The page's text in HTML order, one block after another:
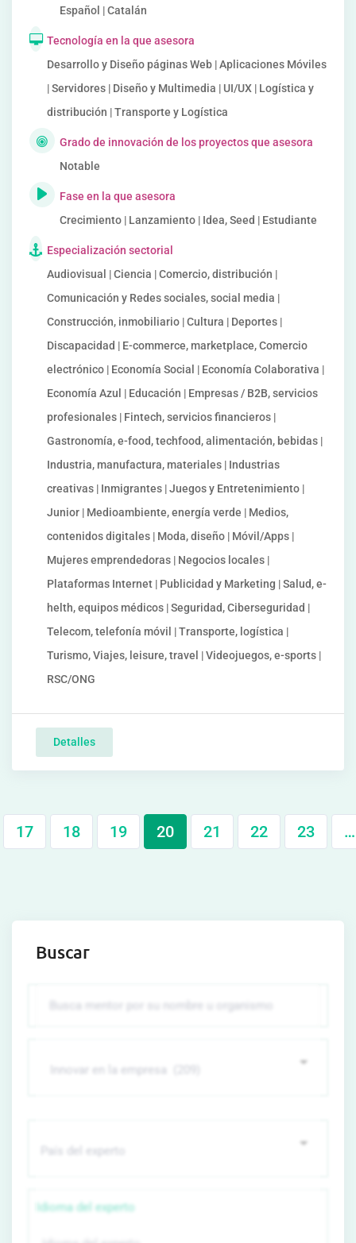
Español | Catalán
Tecnología en la que asesora
Desarrollo y Diseño páginas Web | Aplicaciones Móviles
| Servidores | Diseño y Multimedia | UI/UX | Logística y
distribución | Transporte y Logística
Grado de innovación de los proyectos que asesora
Notable
Fase en la que asesora
Crecimiento | Lanzamiento | Idea, Seed | Estudiante
Especialización sectorial
Audiovisual | Ciencia | Comercio, distribución |
Comunicación y Redes sociales, social media |
Construcción, inmobiliario | Cultura | Deportes |
Discapacidad | E-commerce, marketplace, Comercio
electrónico | Economía Social | Economía Colaborativa |
Economía Azul | Educación | Empresas / B2B, servicios
profesionales | Fintech, servicios financieros |
Gastronomía, e-food, techfood, alimentación, bebidas |
Industria, manufactura, materiales | Industrias
creativas | Inmigrantes | Juegos y Entretenimiento |
Junior | Medioambiente, energía verde | Medios,
contenidos digitales | Moda, diseño | Móvil/Apps |
Mujeres emprendedoras | Negocios locales |
Plataformas Internet | Publicidad y Marketing | Salud, e-
helth, equipos médicos | Seguridad, Ciberseguridad |
Telecom, telefonía móvil | Transporte, logística |
Turismo, Viajes, leisure, travel | Videojuegos, e-sports |
RSC/ONG
Detalles
17 18 19 20 21 22 23 …
Buscar
Idioma del experto